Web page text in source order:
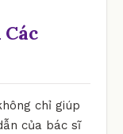
chỉ giúp
của bác sĩ